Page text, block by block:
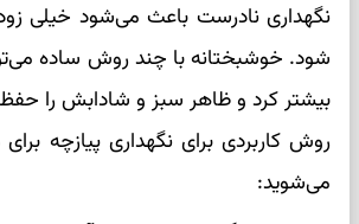
نگهداری نادرست باعث می‌شود خیلی زود
شود. خوشبختانه با چند روش ساده
روش کاربردی برای نگهداری پیازچه
می‌شوید: